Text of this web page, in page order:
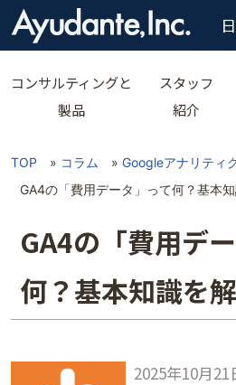
コンサルティングと
製品
スタッフ
紹介
TOP » コラム » Googleアナリティ
GA4の「費用データ」って何？基本
GA4の「費用デ
何？基本知識を
2025年10月21